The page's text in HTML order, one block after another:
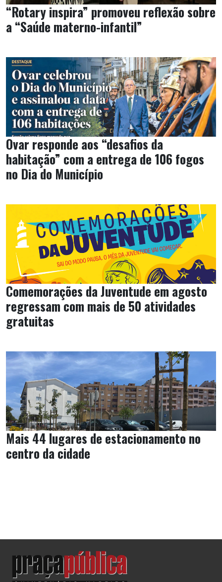
“Rotary inspira” promoveu reflexão sobre
a “Saúde materno-infantil”
Ovar responde aos “desafios da
habitação” com a entrega de 106 fogos
no Dia do Município
Comemorações da Juventude em agosto
regressam com mais de 50 atividades
gratuitas
Mais 44 lugares de estacionamento no
centro da cidade